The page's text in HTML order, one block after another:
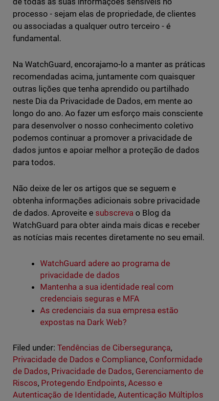
processo - sejam elas de propriedade, de clientes
ou associadas a qualquer outro terceiro - é
fundamental.
Na WatchGuard, encorajamo-lo a manter as práticas
recomendadas acima, juntamente com quaisquer
outras lições que tenha aprendido ou partilhado
neste Dia da Privacidade de Dados, em mente ao
longo do ano. Ao fazer um esforço mais consciente
para desenvolver o nosso conhecimento coletivo
podemos continuar a promover a privacidade de
dados juntos e apoiar melhor a proteção de dados
para todos.
Não deixe de ler os artigos que se seguem e
obtenha informações adicionais sobre privacidade
de dados. Aproveite e subscreva o Blog da
WatchGuard para obter ainda mais dicas e receber
as notícias mais recentes diretamente no seu email.
WatchGuard adere ao programa de
privacidade de dados
Mantenha a sua identidade real com
credenciais seguras e MFA
As credenciais da sua empresa estão
expostas na Dark Web?
Filed under: Tendências de Cibersegurança,
Privacidade de Dados e Compliance, Conformidade
de Dados, Privacidade de Dados, Gerenciamento de
Riscos, Protegendo Endpoints,Acesso e
Autenticação de Identidade, Autenticação Múltiplos